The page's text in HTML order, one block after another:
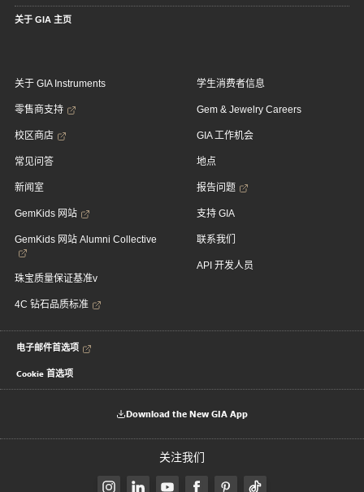
关于 GIA 主页
关于 GIA Instruments
零售商支持
校区商店
常见问答
新闻室
GemKids 网站
GemKids 网站 Alumni Collective
珠宝质量保证基准v
4C 钻石品质标准
学生消费者信息
Gem & Jewelry Careers
GIA 工作机会
地点
报告问题
支持 GIA
联系我们
API 开发人员
电子邮件首选项
Cookie 首选项
Download the New GIA App
关注我们